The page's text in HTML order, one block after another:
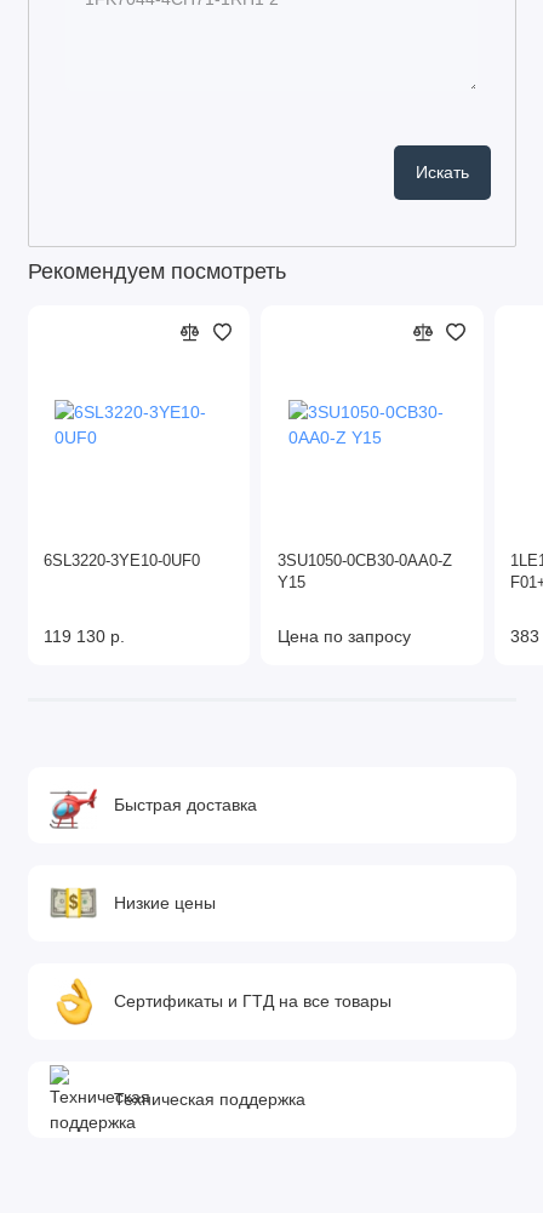
Рекомендуем посмотреть
6SL3220-3YE10-0UF0
119 130 р.
3SU1050-0CB30-0AA0-Z
Y15
Цена по запросу 383
Быстрая доставка
Низкие цены
Сертификаты и ГТД на все товары
Техническая поддержка